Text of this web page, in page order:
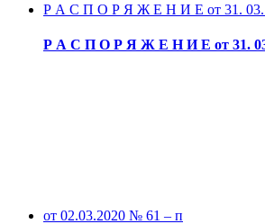
Р А С П О Р Я Ж Е Н И Е от 31.
Р А С П О Р Я Ж Е Н И Е от 31.
от 02.03.2020 № 61 – п